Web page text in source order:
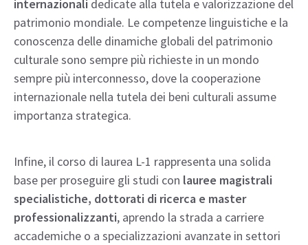
internazionali dedicate alla tutela e valorizzazione del
patrimonio mondiale. Le competenze linguistiche e la
conoscenza delle dinamiche globali del patrimonio
culturale sono sempre più richieste in un mondo
sempre più interconnesso, dove la cooperazione
internazionale nella tutela dei beni culturali assume
importanza strategica.
Infine, il corso di laurea L-1 rappresenta una solida
base per proseguire gli studi con lauree magistrali
specialistiche, dottorati di ricerca e master
professionalizzanti, aprendo la strada a carriere
accademiche o a specializzazioni avanzate in settori